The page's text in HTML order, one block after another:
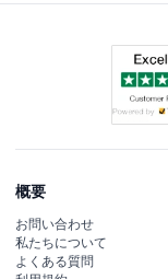
概要
お問い合わせ
私たちについて
よくある質問